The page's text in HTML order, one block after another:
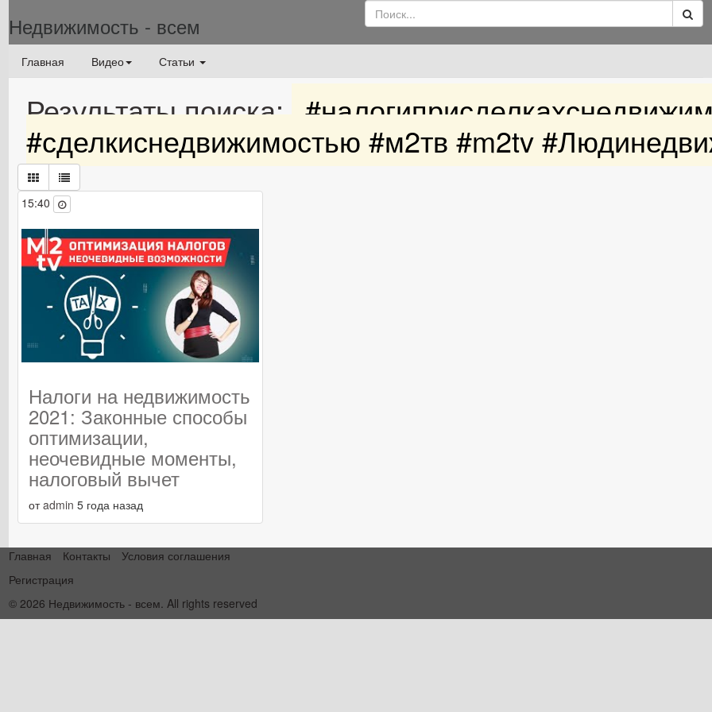
Недвижимость - всем
Главная Видео Статьи
Результаты поиска:
#сделкиснедвижимостью​ #м2тв​ #m2tv​
15:40
Налоги на недвижимость
2021: Законные способы
оптимизации,
неочевидные моменты,
налоговый вычет
отadmin 5 года назад
Главная Контакты
Условия соглашения
Регистрация
© 2026 Недвижимость - всем. All rights reserved